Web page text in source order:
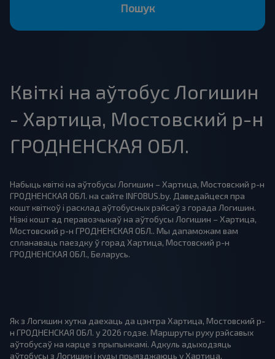
Пошук
Квіткі на аўтобус Логишин
- Хартица, Мостовский р-н
ГРОДНЕНСКАЯ ОБЛ.
Набыць квіткі на аўтобусы Логишин – Хартица, Мостовский р-н
ГРОДНЕНСКАЯ ОБЛ. на сайте INFOBUS.by. Даведайцеся пра
кошт квіткоў і расклад аўтобусных рэйсаў з горада Логишин.
Нізкі кошт ад перавозчыкаў на аўтобусы Логишин – Хартица,
Мостовский р-н ГРОДНЕНСКАЯ ОБЛ.. Мы дапаможам вам
спланаваць паездку ў горад Хартица, Мостовский р-н
ГРОДНЕНСКАЯ ОБЛ., Беларусь.
Як з Логишин хутка даехаць да цэнтра Хартица, Мостовский р-
н ГРОДНЕНСКАЯ ОБЛ. у 2026 годзе. Маршруты руху рэйсавых
аўтобусаў на карце з прыпынкамі. Адкуль адыходзяць
аўтобусы з Логишин і куды прыязджаюць у Хартица,